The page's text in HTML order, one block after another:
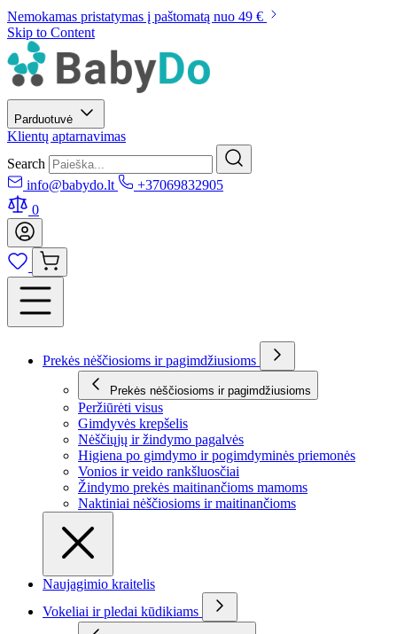
Nemokamas pristatymas į paštomatą nuo 49 €
Skip to Content
Parduotuvė
Klientų aptarnavimas
Search
info@babydo.lt
+37069832905
0
Prekės nėščiosioms ir pagimdžiusioms
Prekės nėščiosioms ir pagimdžiusioms
Peržiūrėti visus
Gimdyvės krepšelis
Nėščiųjų ir žindymo pagalvės
Higiena po gimdymo ir pogimdyminės priemonės
Vonios ir veido rankšluosčiai
Žindymo prekės maitinančioms mamoms
Naktiniai nėščiosioms ir maitinančioms
Naujagimio kraitelis
Vokeliai ir pledai kūdikiams